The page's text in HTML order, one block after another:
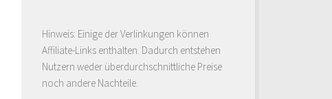
Hinweis: Einige der Verlinkungen können
Affiliate-Links enthalten. Dadurch entstehen
Nutzern weder überdurchschnittliche Preise
noch andere Nachteile.